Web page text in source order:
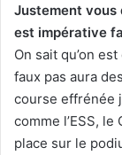
Justement vous
est impérative
On sait qu’on
faux pas aura
course effrénée
comme l’ESS, le
place sur le